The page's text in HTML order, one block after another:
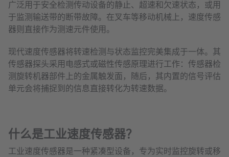
广泛用于安全检测传动设备的静止、超速和欠速状态，或用
于监测输送带的断带故障。在叉车等移动机械上，速度传感
器则直接作为测速元件使用。
现代速度传感器将转速检测与状态监控完美集成于一体。其
传感器探头采用电感式或磁性传感原理进行工作：传感器检
测旋转机器部件上的金属触发面，随后，其内置的信号评估
单元会将捕捉到的信息直接转化为转速数据。
什么是工业速度传感器？
工业速度传感器是一种紧凑型设备，专为实时监控旋转或移